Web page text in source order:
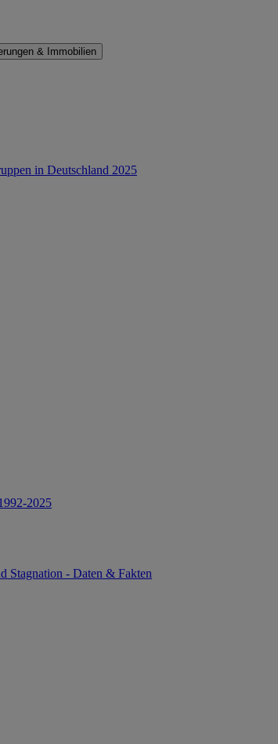
& Immobilien
in Deutschland 2025
2025
Stagnation - Daten & Fakten